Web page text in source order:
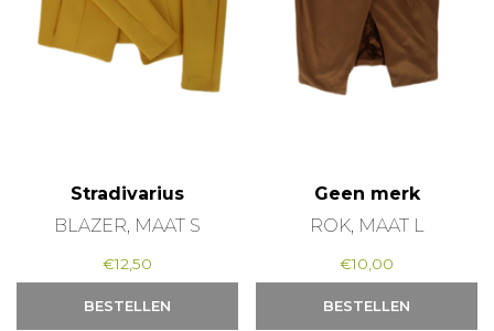
Stradivarius
BLAZER, MAAT S
€12,50
BESTELLEN
Geen merk
ROK, MAAT L
€10,00
BESTELLEN